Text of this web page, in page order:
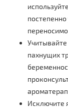
пахнущих
Исключите